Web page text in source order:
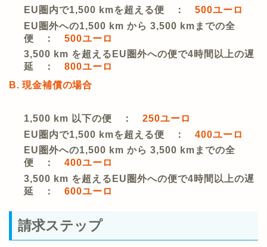
EU圏内で1,500 kmを超える便 ： 500ユーロ
EU圏外への1,500 km から 3,500 kmまでの全
便 ： 500ユーロ
3,500 km を超えるEU圏外への便で4時間以上の遅
延 ： 800ユーロ
B. 現金補償の場合
1,500 km 以下の便 ： 250ユーロ
EU圏内で1,500 kmを超える便 ： 400ユーロ
EU圏外への1,500 km から 3,500 kmまでの全
便 ： 400ユーロ
3,500 km を超えるEU圏外への便で4時間以上の遅
延 ： 600ユーロ
請求ステップ